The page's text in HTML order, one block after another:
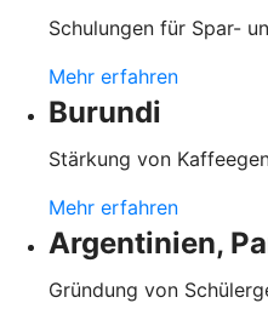
Schulungen für Spar-
Mehr erfahren
Burundi
Stärkung von
Mehr erfahren
Argentinien,
Gründung von